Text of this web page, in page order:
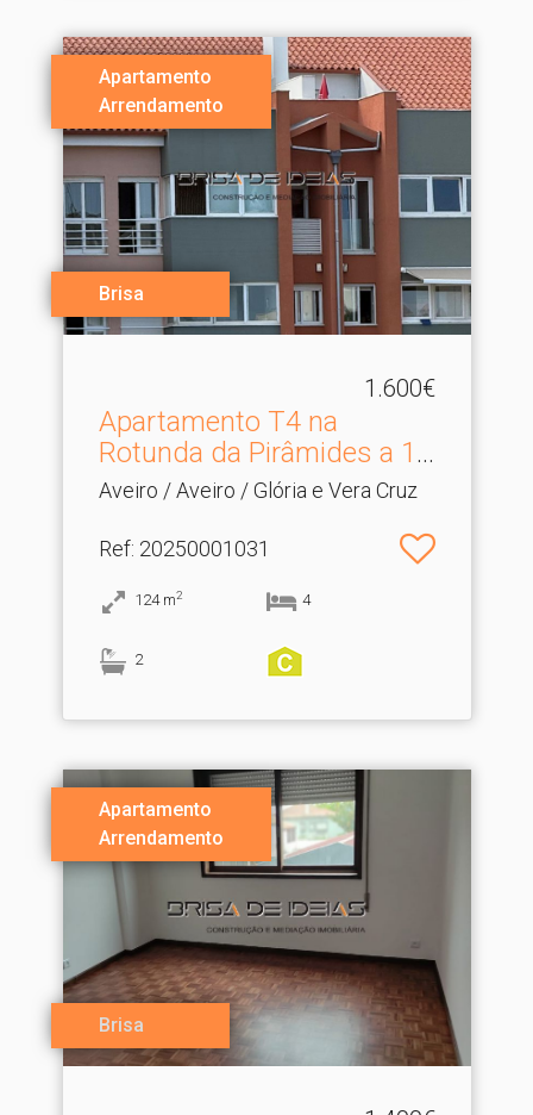
Apartamento
Arrendamento
Brisa
1.600€
Apartamento T4 na
Rotunda da Pirâmides a 10
.​..
Aveiro / Aveiro / Glória e Vera Cruz
Ref: 20250001031
124 m2 4
2
Apartamento
Arrendamento
Brisa